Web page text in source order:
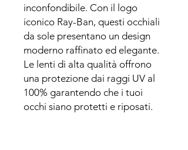
inconfondibile. Con il logo
iconico Ray-Ban, questi occhiali
da sole presentano un design
moderno raffinato ed elegante.
Le lenti di alta qualità offrono
una protezione dai raggi UV al
100% garantendo che i tuoi
occhi siano protetti e riposati.